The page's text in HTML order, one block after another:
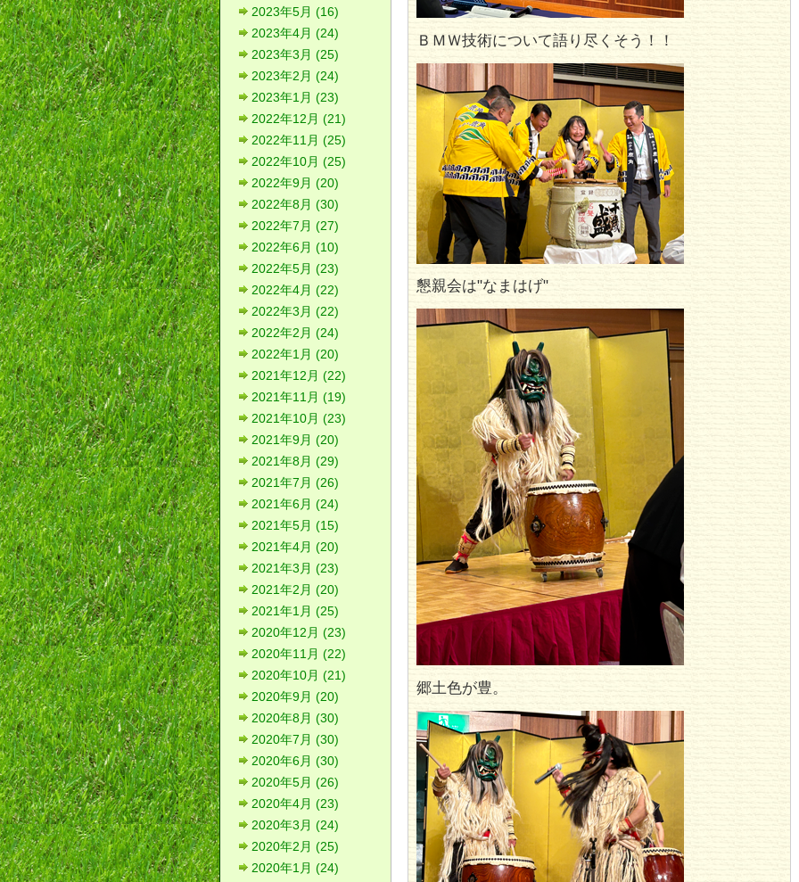
ＢＭＷ技術について語り尽くそう！！
懇親会は"なまはげ"
郷土色が豊。
2023年5月 (16)
2023年4月 (24)
2023年3月 (25)
2023年2月 (24)
2023年1月 (23)
2022年12月 (21)
2022年11月 (25)
2022年10月 (25)
2022年9月 (20)
2022年8月 (30)
2022年7月 (27)
2022年6月 (10)
2022年5月 (23)
2022年4月 (22)
2022年3月 (22)
2022年2月 (24)
2022年1月 (20)
2021年12月 (22)
2021年11月 (19)
2021年10月 (23)
2021年9月 (20)
2021年8月 (29)
2021年7月 (26)
2021年6月 (24)
2021年5月 (15)
2021年4月 (20)
2021年3月 (23)
2021年2月 (20)
2021年1月 (25)
2020年12月 (23)
2020年11月 (22)
2020年10月 (21)
2020年9月 (20)
2020年8月 (30)
2020年7月 (30)
2020年6月 (30)
2020年5月 (26)
2020年4月 (23)
2020年3月 (24)
2020年2月 (25)
2020年1月 (24)